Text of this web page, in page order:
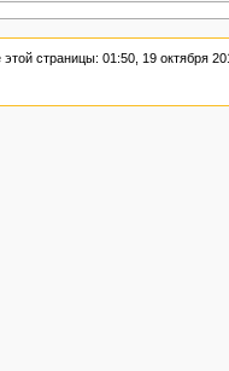
страницы: 01:50, 19 октября